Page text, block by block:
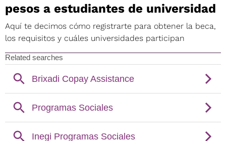
pesos a estudiantes de universidad
Aquí te decimos cómo registrarte para obtener la beca,
los requisitos y cuáles universidades participan